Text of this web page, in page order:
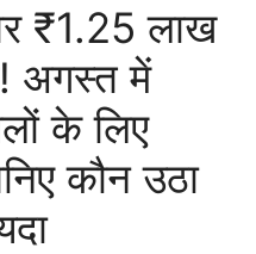
₹1.25 लाख
अगस्त में
के लिए
कौन उठा